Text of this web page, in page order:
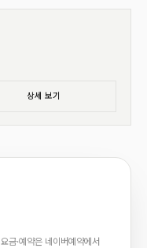
상세 보기
금·예약은 네이버예약에서